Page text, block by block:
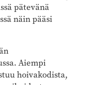
pätevänä
näin pääsi
Aiempi
hoivakodista,